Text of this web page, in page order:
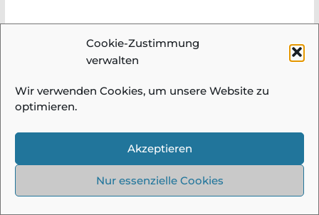
Cookie-Zustimmung
verwalten
Wir verwenden Cookies, um unsere Website zu
optimieren.
Akzeptieren
Nur essenzielle Cookies
Datenschutz| Alle Bilder und Beiträge auf
geschützt und dürfen ohne Einwilligung
nicht verwendet werden!